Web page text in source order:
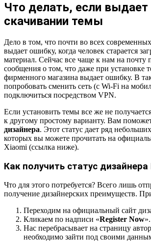
Что делать, если
скачивании темы
Дело в том, что почти во всех
выдает ошибку, когда человек старается
материал. Сейчас все чаще к нам на почту
сообщения о том, что даже при установке
фирменного магазина выдает ошибку. В
попробовать сменить сеть (с Wi-Fi на
подключиться посредством VPN.
Если установить темы все же не
к другому простому варианту. Вам
дизайнера. Этот статус дает ряд
которых вы можете прочитать на
Xiaomi (ссылка ниже).
Как получить статус дизайнера
Что для этого потребуется? Всего лишь
получение дизайнерских преимуществ.
Переходим на официальный сайт
Кликаем по надписи «Register Now».
Нас перебрасывает на страницу
необходимо зайти под своими